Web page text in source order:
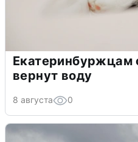
Екатеринбуржцам
вернут воду
8 августа 0